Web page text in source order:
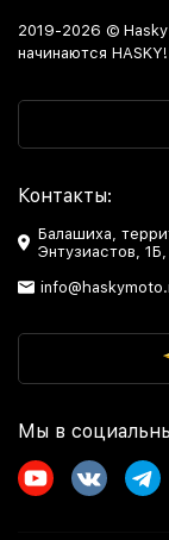
2019-2026 ©
начинаются HASKY!
Контакты:
Балашиха,
Энтузиастов,
Мы в